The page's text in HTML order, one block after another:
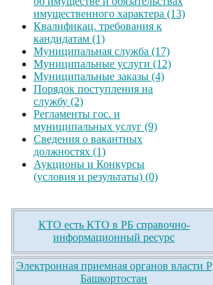
имущественного характера (13)
Квалификац. требования к
кандидатам (1)
Муниципальная служба (17)
Муниципальные услуги (12)
Муниципальные заказы (4)
Порядок поступления на
службу (2)
Регламенты гос. и
муниципальных услуг (9)
Сведения о вакантных
должностях (1)
Аукционы и Конкурсы
(условия и результаты) (0)
КТО есть КТО в РБ справочно-
информационный ресурс
Электронная приемная органов власти Р
Башкортостан